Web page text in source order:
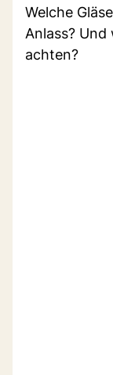
Welche
Anlass?
achten?